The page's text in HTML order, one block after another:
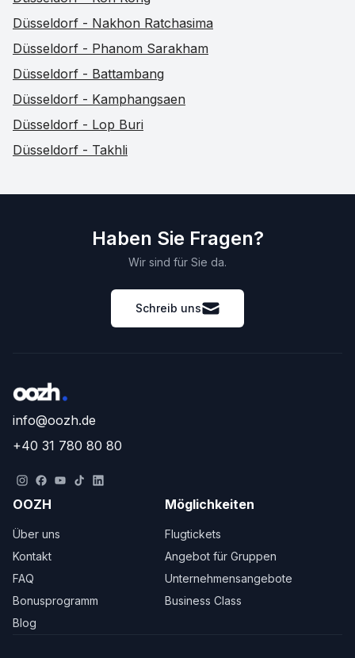
Düsseldorf - Nakhon Ratchasima
Düsseldorf - Phanom Sarakham
Düsseldorf - Battambang
Düsseldorf - Kamphangsaen
Düsseldorf - Lop Buri
Düsseldorf - Takhli
Haben Sie Fragen?
Wir sind für Sie da.
Schreib uns
info@oozh.de
+40 31 780 80 80
OOZH
Über uns
Kontakt
FAQ
Bonusprogramm
Blog
Möglichkeiten
Flugtickets
Angebot für Gruppen
Unternehmensangebote
Business Class